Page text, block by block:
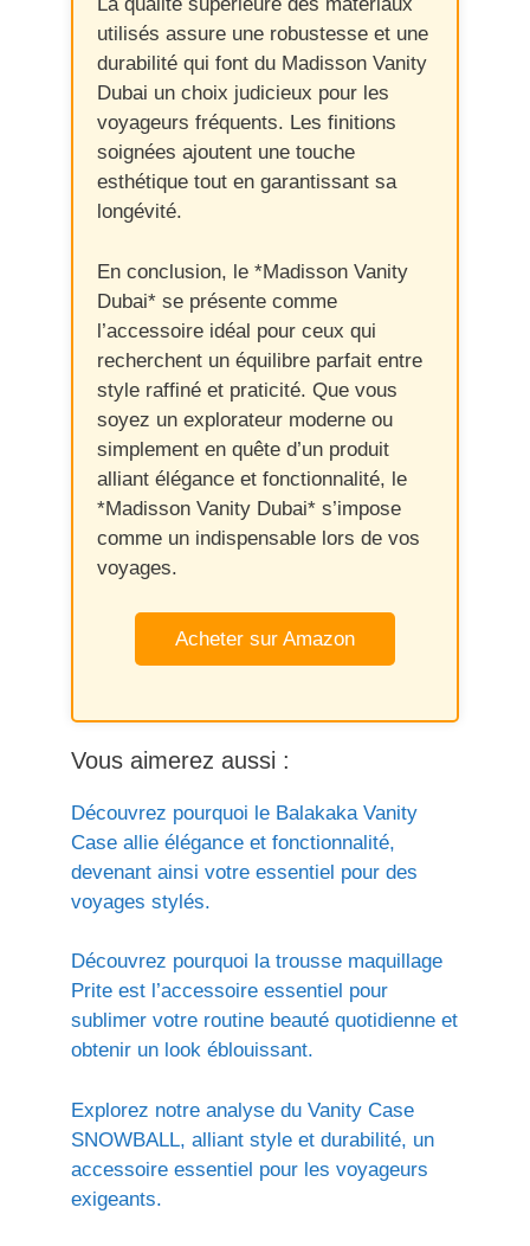
utilisés assure une robustesse et une
durabilité qui font du Madisson Vanity
Dubai un choix judicieux pour les
voyageurs fréquents. Les finitions
soignées ajoutent une touche
esthétique tout en garantissant sa
longévité.
En conclusion, le *Madisson Vanity
Dubai* se présente comme
l’accessoire idéal pour ceux qui
recherchent un équilibre parfait entre
style raffiné et praticité. Que vous
soyez un explorateur moderne ou
simplement en quête d’un produit
alliant élégance et fonctionnalité, le
*Madisson Vanity Dubai* s’impose
comme un indispensable lors de vos
voyages.
Acheter sur Amazon
Vous aimerez aussi :
Découvrez pourquoi le Balakaka Vanity
Case allie élégance et fonctionnalité,
devenant ainsi votre essentiel pour des
voyages stylés.
Découvrez pourquoi la trousse maquillage
Prite est l’accessoire essentiel pour
sublimer votre routine beauté quotidienne et
obtenir un look éblouissant.
Explorez notre analyse du Vanity Case
SNOWBALL, alliant style et durabilité, un
accessoire essentiel pour les voyageurs
exigeants.